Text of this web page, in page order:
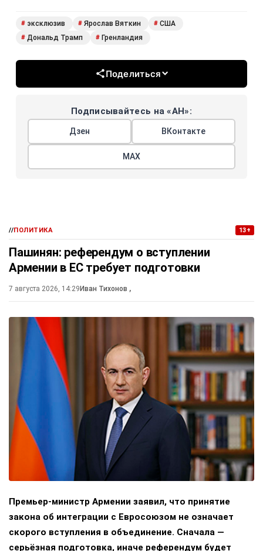
# эксклюзив # Ярослав Вяткин # США
# Дональд Трамп # Гренландия
Поделиться
Подписывайтесь на «АН»:
Дзен ВКонтакте
МАХ
//ПОЛИТИКА 13+
Пашинян: референдум о вступлении
Армении в ЕС требует подготовки
7 августа 2026, 14:29 Иван Тихонов ,
Премьер-министр Армении заявил, что принятие
закона об интеграции с Евросоюзом не означает
скорого вступления в объединение. Сначала —
серьёзная подготовка, иначе референдум будет